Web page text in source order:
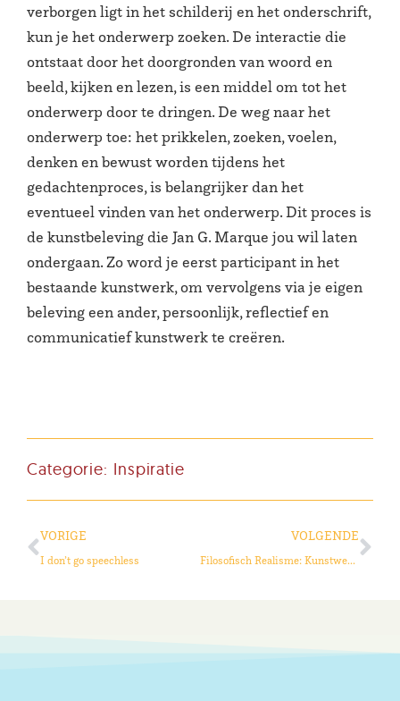
verborgen ligt in het schilderij en het onderschrift,
kun je het onderwerp zoeken. De interactie die
ontstaat door het doorgronden van woord en
beeld, kijken en lezen, is een middel om tot het
onderwerp door te dringen. De weg naar het
onderwerp toe: het prikkelen, zoeken, voelen,
denken en bewust worden tijdens het
gedachtenproces, is belangrijker dan het
eventueel vinden van het onderwerp. Dit proces is
de kunstbeleving die Jan G. Marque jou wil laten
ondergaan. Zo word je eerst participant in het
bestaande kunstwerk, om vervolgens via je eigen
beleving een ander, persoonlijk, reflectief en
communicatief kunstwerk te creëren.
Categorie: Inspiratie
VORIGE
I don’t go speechless
VOLGENDE
Filosofisch Realisme: Kunstwerk in woord en beeld (deel 2)